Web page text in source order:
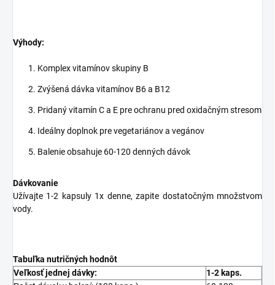
Výhody:
Komplex vitamínov skupiny B
Zvýšená dávka vitamínov B6 a B12
Pridaný vitamín C a E pre ochranu pred oxidačným stresom
Ideálny doplnok pre vegetariánov a vegánov
Balenie obsahuje 60-120 denných dávok
Dávkovanie
Užívajte 1-2 kapsuly 1x denne, zapite dostatočným množstvom
vody.
Tabuľka nutričných hodnôt
Veľkosť jednej dávky:
1-2 kaps.